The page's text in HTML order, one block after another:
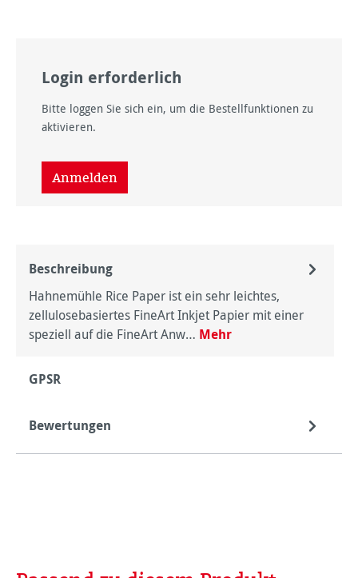
Login erforderlich
Bitte loggen Sie sich ein, um die Bestellfunktionen zu
aktivieren.
Anmelden
Beschreibung
Hahnemühle Rice Paper ist ein sehr leichtes,
zellulosebasiertes FineArt Inkjet Papier mit einer
speziell auf die FineArt Anw… Mehr
GPSR
Bewertungen